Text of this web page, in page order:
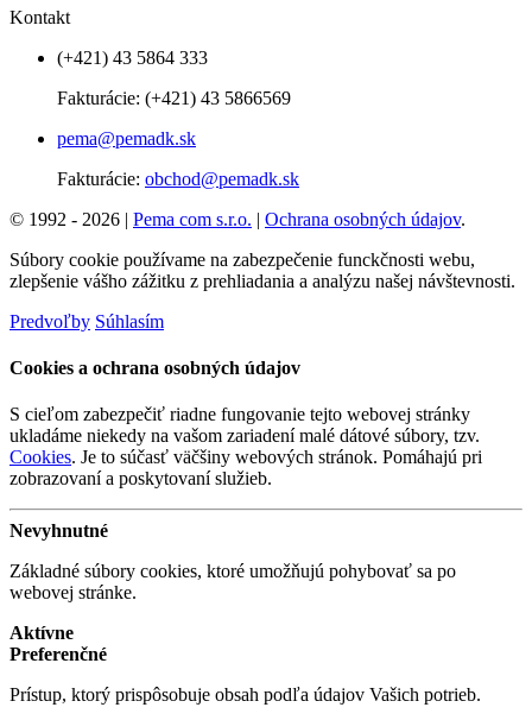
Kontakt
(+421) 43 5864 333
Fakturácie: (+421) 43 5866569
pema@pemadk.sk
Fakturácie: obchod@pemadk.sk
© 1992 - 2026 | Pema com s.r.o. | Ochrana osobných údajov.
Súbory cookie používame na zabezpečenie funckčnosti webu,
zlepšenie vášho zážitku z prehliadania a analýzu našej návštevnosti.
Predvoľby Súhlasím
Cookies a ochrana osobných údajov
S cieľom zabezpečiť riadne fungovanie tejto webovej stránky
ukladáme niekedy na vašom zariadení malé dátové súbory, tzv.
Cookies. Je to súčasť väčšiny webových stránok. Pomáhajú pri
zobrazovaní a poskytovaní služieb.
Nevyhnutné
Základné súbory cookies, ktoré umožňujú pohybovať sa po
webovej stránke.
Aktívne
Preferenčné
Prístup, ktorý prispôsobuje obsah podľa údajov Vašich potrieb.